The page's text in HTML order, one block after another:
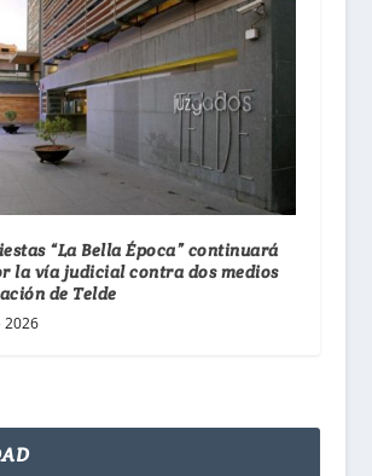
“La Bella Época” continuará
la vía judicial contra dos medios
de Telde
2026